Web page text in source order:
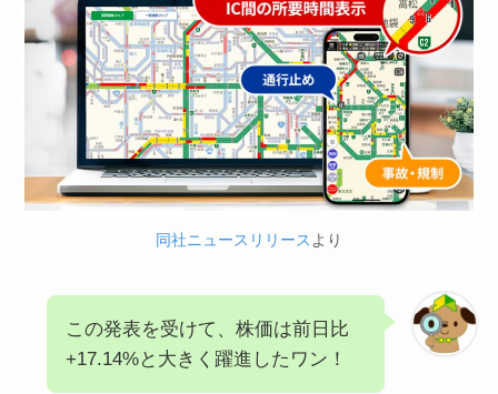
同社ニュースリリース より
この発表を受けて、株価は前日比
+17.14%と大きく躍進したワン！